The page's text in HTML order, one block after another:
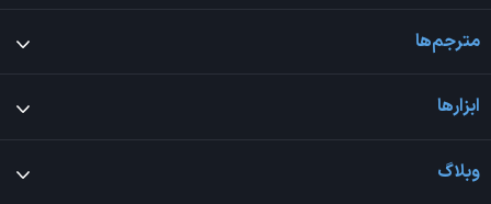
مترجم‌ها
ابزارها
وبلاگ